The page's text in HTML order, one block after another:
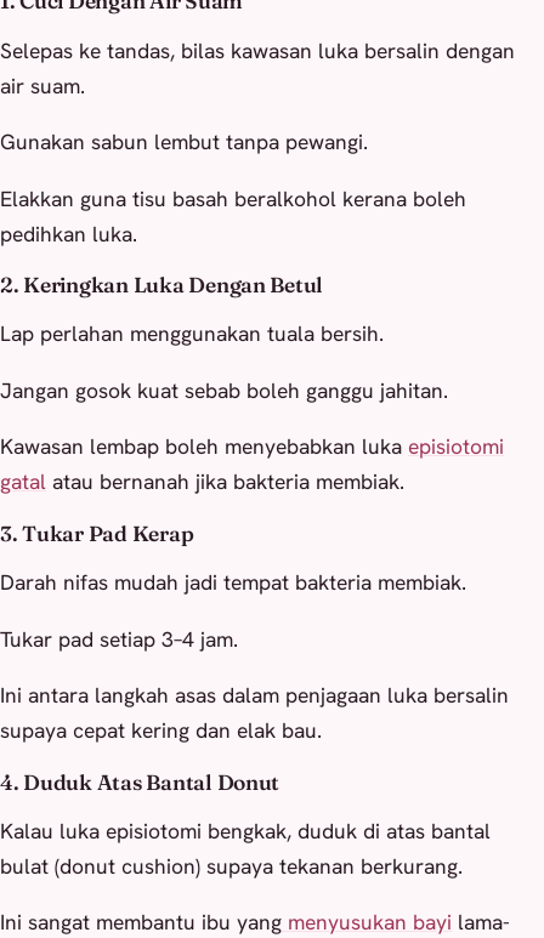
Selepas ke tandas, bilas kawasan luka bersalin dengan
air suam.
Gunakan sabun lembut tanpa pewangi.
Elakkan guna tisu basah beralkohol kerana boleh
pedihkan luka.
2. Keringkan Luka Dengan Betul
Lap perlahan menggunakan tuala bersih.
Jangan gosok kuat sebab boleh ganggu jahitan.
Kawasan lembap boleh menyebabkan luka episiotomi
gatal atau bernanah jika bakteria membiak.
3. Tukar Pad Kerap
Darah nifas mudah jadi tempat bakteria membiak.
Tukar pad setiap 3–4 jam.
Ini antara langkah asas dalam penjagaan luka bersalin
supaya cepat kering dan elak bau.
4. Duduk Atas Bantal Donut
Kalau luka episiotomi bengkak, duduk di atas bantal
bulat (donut cushion) supaya tekanan berkurang.
Ini sangat membantu ibu yang menyusukan bayi lama-